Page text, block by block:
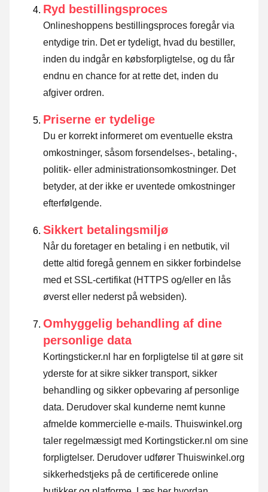
Ryd bestillingsproces
Onlineshoppens bestillingsproces foregår via
entydige trin. Det er tydeligt, hvad du bestiller,
inden du indgår en købsforpligtelse, og du får
endnu en chance for at rette det, inden du
afgiver ordren.
Priserne er tydelige
Du er korrekt informeret om eventuelle ekstra
omkostninger, såsom forsendelses-, betaling-,
politik- eller administrationsomkostninger. Det
betyder, at der ikke er uventede omkostninger
efterfølgende.
Sikkert betalingsmiljø
Når du foretager en betaling i en netbutik, vil
dette altid foregå gennem en sikker forbindelse
med et SSL-certifikat (HTTPS og/eller en lås
øverst eller nederst på websiden).
Omhyggelig behandling af dine
personlige data
Kortingsticker.nl har en forpligtelse til at gøre sit
yderste for at sikre sikker transport, sikker
behandling og sikker opbevaring af personlige
data. Derudover skal kunderne nemt kunne
afmelde kommercielle e-mails. Thuiswinkel.org
taler regelmæssigt med Kortingsticker.nl om sine
forpligtelser. Derudover udfører Thuiswinkel.org
sikkerhedstjeks på de certificerede online